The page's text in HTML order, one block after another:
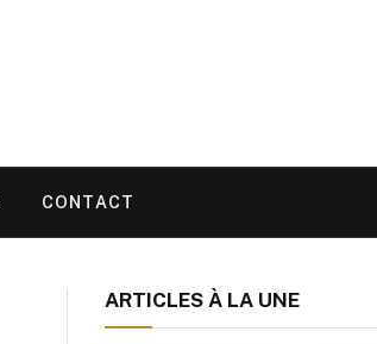
CONTACT
ARTICLES À LA UNE